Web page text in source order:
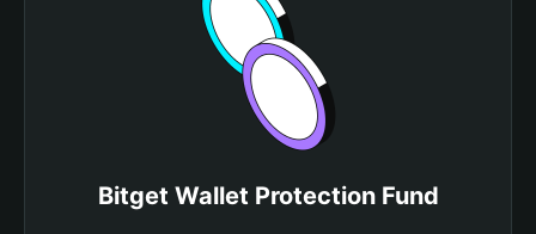
Bitget Wallet Protection Fund